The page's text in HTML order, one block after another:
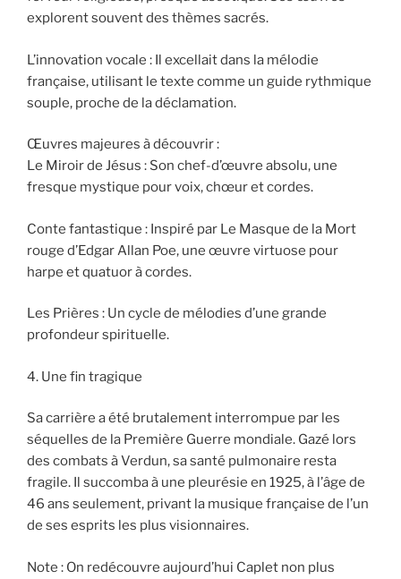
explorent souvent des thèmes sacrés.
L’innovation vocale : Il excellait dans la mélodie
française, utilisant le texte comme un guide rythmique
souple, proche de la déclamation.
Œuvres majeures à découvrir :
Le Miroir de Jésus : Son chef-d’œuvre absolu, une
fresque mystique pour voix, chœur et cordes.
Conte fantastique : Inspiré par Le Masque de la Mort
rouge d’Edgar Allan Poe, une œuvre virtuose pour
harpe et quatuor à cordes.
Les Prières : Un cycle de mélodies d’une grande
profondeur spirituelle.
4. Une fin tragique
Sa carrière a été brutalement interrompue par les
séquelles de la Première Guerre mondiale. Gazé lors
des combats à Verdun, sa santé pulmonaire resta
fragile. Il succomba à une pleurésie en 1925, à l’âge de
46 ans seulement, privant la musique française de l’un
de ses esprits les plus visionnaires.
Note : On redécouvre aujourd’hui Caplet non plus